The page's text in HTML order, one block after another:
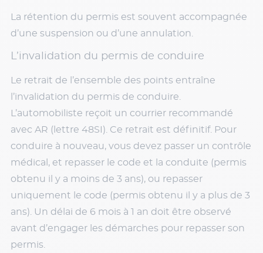
La rétention du permis est souvent accompagnée
d’une suspension ou d’une annulation.
L’invalidation du permis de conduire
Le retrait de l’ensemble des points entraîne
l’invalidation du permis de conduire.
L’automobiliste reçoit un courrier recommandé
avec AR (lettre 48SI). Ce retrait est définitif. Pour
conduire à nouveau, vous devez passer un contrôle
médical, et repasser le code et la conduite (permis
obtenu il y a moins de 3 ans), ou repasser
uniquement le code (permis obtenu il y a plus de 3
ans). Un délai de 6 mois à 1 an doit être observé
avant d’engager les démarches pour repasser son
permis.